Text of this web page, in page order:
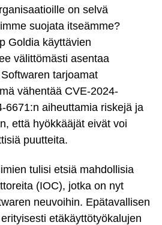
on selvä
suojata itseämme?
Goldia käyttävien
välittömästi asentaa
tarjoamat
vähentää CVE-2024-
6671:n aiheuttamia riskejä ja
että hyökkääjät eivät voi
puutteita.
tulisi etsiä mahdollisia
(IOC), jotka on nyt
neuvoihin. Epätavallisen
etäkäyttötyökalujen